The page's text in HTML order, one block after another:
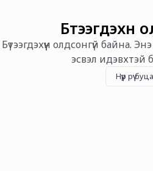
Бүтээгдэхүүн
Бүтээгдэхүүн олдсонгүй байна.
эсвэл идэвхтэй
Нүүр рүү